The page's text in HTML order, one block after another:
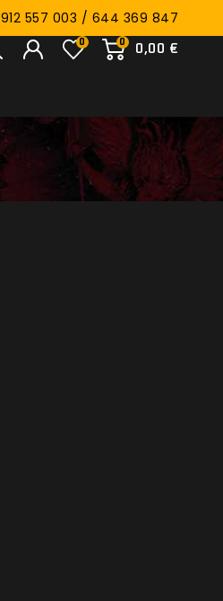
912 557 003 / 644 369 847
0
0,00 €
0